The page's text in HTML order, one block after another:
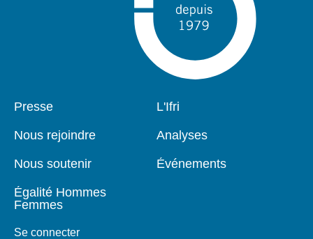
Pied
Presse
Nous rejoindre
Nous soutenir
Égalité Hommes
Femmes
Se connecter
Navigation
L'Ifri
Analyses
Événements